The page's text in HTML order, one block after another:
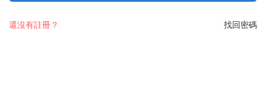
找回密碼
還沒有註冊？